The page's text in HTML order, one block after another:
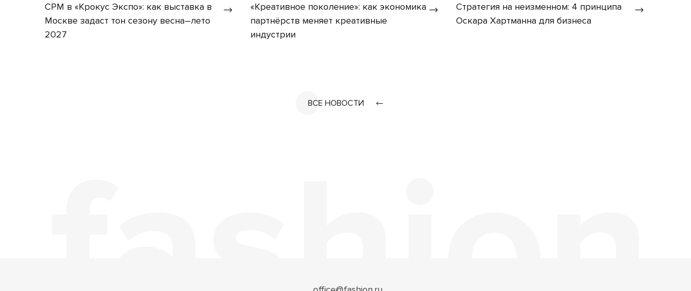
CPM в «Крокус Экспо»: как выставка в
Москве задаст тон сезону весна–лето
2027
«Креативное поколение»: как экономика
партнёрств меняет креативные
индустрии
Стратегия на неизменном: 4 принципа
Оскара Хартманна для бизнеса
ВСЕ НОВОСТИ